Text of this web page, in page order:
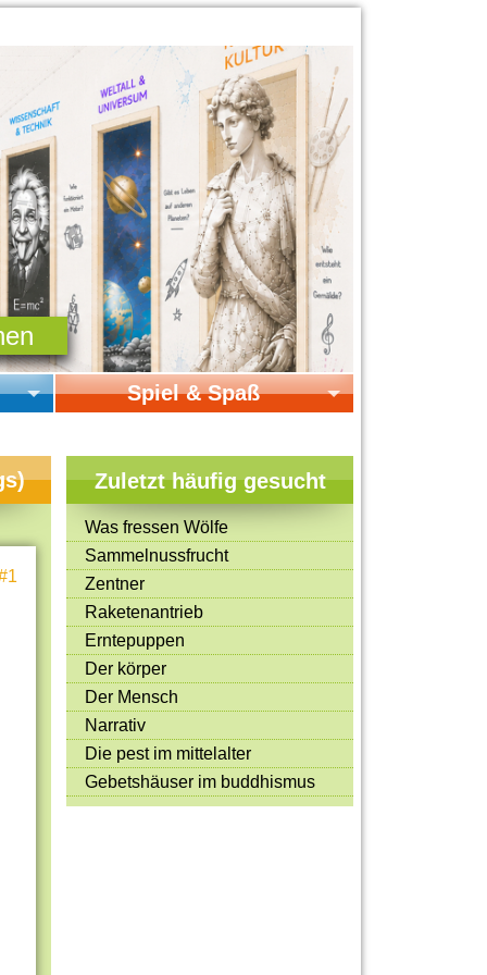
Spiel & Spaß
Online-Spiele
Mitmachen & Kreatives
Bücher & Filme
Quiz-Spiele
Spiele & Ideen
Jugendreporter
Rezeptideen
Game-Tests
Reisen, Events & Sport
E-Cards
Zuletzt häufig gesucht
Was fressen Wölfe
Sammelnussfrucht
Zentner
Raketenantrieb
Erntepuppen
Der körper
Der Mensch
Narrativ
Die pest im mittelalter
Gebetshäuser im buddhismus